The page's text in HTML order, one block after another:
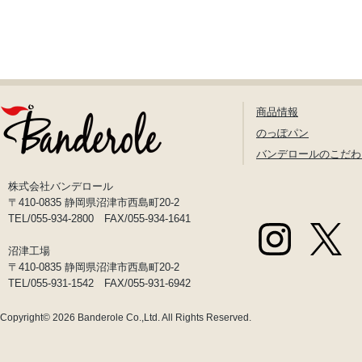
株式会社バンデロール
〒410-0835 静岡県沼津市西島町20-2
TEL/055-934-2800 FAX/055-934-1641
沼津工場
〒410-0835 静岡県沼津市西島町20-2
TEL/055-931-1542 FAX/055-931-6942
商品情報
のっぽパン
バンデロールのこだ
Copyright© 2026 Banderole Co.,Ltd.All Rights Reserved.